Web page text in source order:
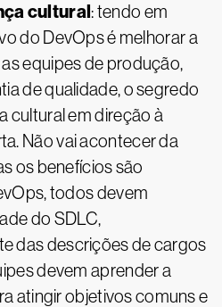
cultural: tendo em
do DevOps é melhorar a
equipes de produção,
de qualidade, o segredo
cultural em direção à
Não vai acontecer da
os benefícios são
todos devem
do SDLC,
das descrições de cargos
devem aprender a
atingir objetivos comuns e